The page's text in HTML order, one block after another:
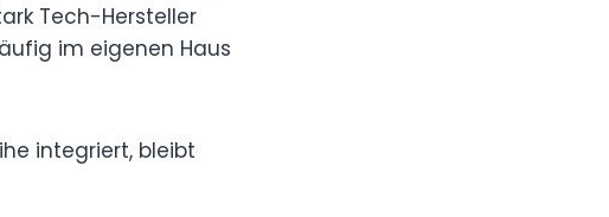
Tech-Hersteller
im eigenen Haus
integriert, bleibt